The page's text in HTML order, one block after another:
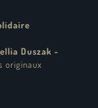
Duszak -
originaux